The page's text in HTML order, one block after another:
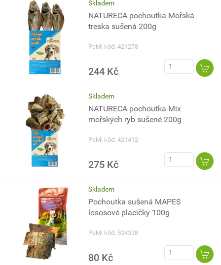
Skladem
NATURECA pochoutka Mořská
treska sušená 200g
PeMi kód: 421278
244 Kč
Skladem
NATURECA pochoutka Mix
mořských ryb sušené 200g
PeMi kód: 421412
275 Kč
Skladem
Pochoutka sušená MAPES
lososové placičky 100g
PeMi kód: 524338
80 Kč